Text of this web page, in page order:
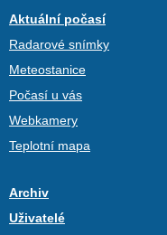
Aktuální počasí
Radarové snímky
Meteostanice
Počasí u vás
Webkamery
Teplotní mapa
Archiv
Uživatelé